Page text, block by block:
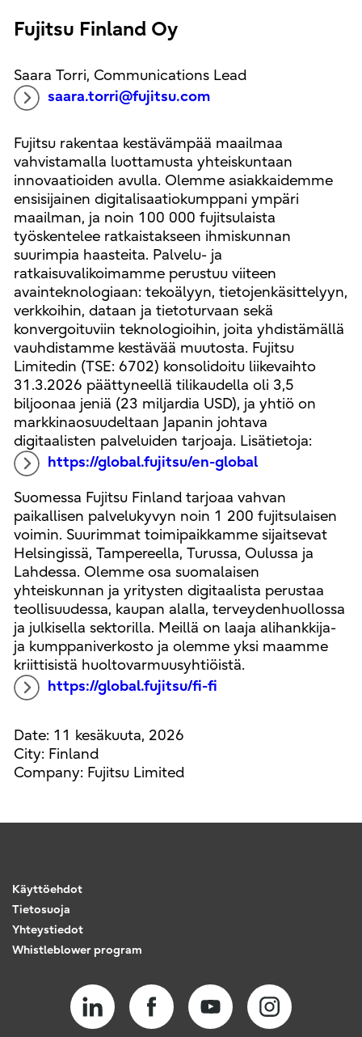
Fujitsu Finland Oy
Saara Torri, Communications Lead
saara.torri@fujitsu.com
Fujitsu rakentaa kestävämpää maailmaa
vahvistamalla luottamusta yhteiskuntaan
innovaatioiden avulla. Olemme asiakkaidemme
ensisijainen digitalisaatiokumppani ympäri
maailman, ja noin 100 000 fujitsulaista
työskentelee ratkaistakseen ihmiskunnan
suurimpia haasteita. Palvelu- ja
ratkaisuvalikoimamme perustuu viiteen
avainteknologiaan: tekoälyyn, tietojenkäsittelyyn,
verkkoihin, dataan ja tietoturvaan sekä
konvergoituviin teknologioihin, joita yhdistämällä
vauhdistamme kestävää muutosta. Fujitsu
Limitedin (TSE: 6702) konsolidoitu liikevaihto
31.3.2026 päättyneellä tilikaudella oli 3,5
biljoonaa jeniä (23 miljardia USD), ja yhtiö on
markkinaosuudeltaan Japanin johtava
digitaalisten palveluiden tarjoaja. Lisätietoja:
https://global.fujitsu/en-global
Suomessa Fujitsu Finland tarjoaa vahvan
paikallisen palvelukyvyn noin 1 200 fujitsulaisen
voimin. Suurimmat toimipaikkamme sijaitsevat
Helsingissä, Tampereella, Turussa, Oulussa ja
Lahdessa. Olemme osa suomalaisen
yhteiskunnan ja yritysten digitaalista perustaa
teollisuudessa, kaupan alalla, terveydenhuollossa
ja julkisella sektorilla. Meillä on laaja alihankkija-
ja kumppaniverkosto ja olemme yksi maamme
kriittisistä huoltovarmuusyhtiöistä.
https://global.fujitsu/fi-fi
Date: 11 kesäkuuta, 2026
City: Finland
Company: Fujitsu Limited
Käyttöehdot
Tietosuoja
Yhteystiedot
Whistleblower program